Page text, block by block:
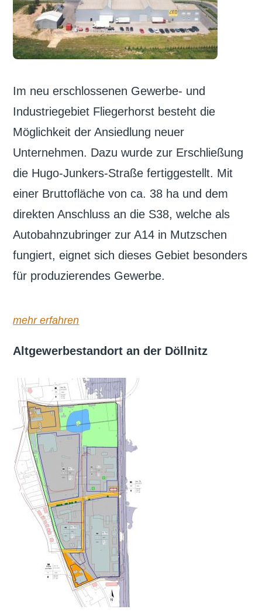
Im neu erschlossenen Gewerbe- und
Industriegebiet Fliegerhorst besteht die
Möglichkeit der Ansiedlung neuer
Unternehmen. Dazu wurde zur Erschließung
die Hugo-Junkers-Straße fertiggestellt. Mit
einer Bruttofläche von ca. 38 ha und dem
direkten Anschluss an die S38, welche als
Autobahnzubringer zur A14 in Mutzschen
fungiert, eignet sich dieses Gebiet besonders
für produzierendes Gewerbe.
mehr erfahren
Altgewerbestandort an der Döllnitz